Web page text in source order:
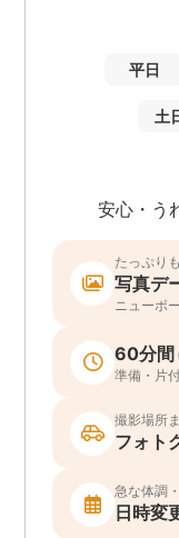
平日
土
安心・う
たっぷり
写真デ
ニューボ
60分間
準備・片
撮影場所
フォト
急な体調
日時変